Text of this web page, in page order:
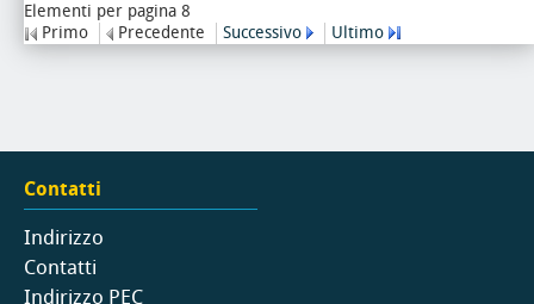
Elementi per pagina 8
Primo
Precedente Successivo Ultimo
Contatti
Indirizzo
Contatti
Indirizzo PEC